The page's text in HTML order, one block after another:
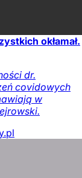
okłamał.
dr.
covidowych
w